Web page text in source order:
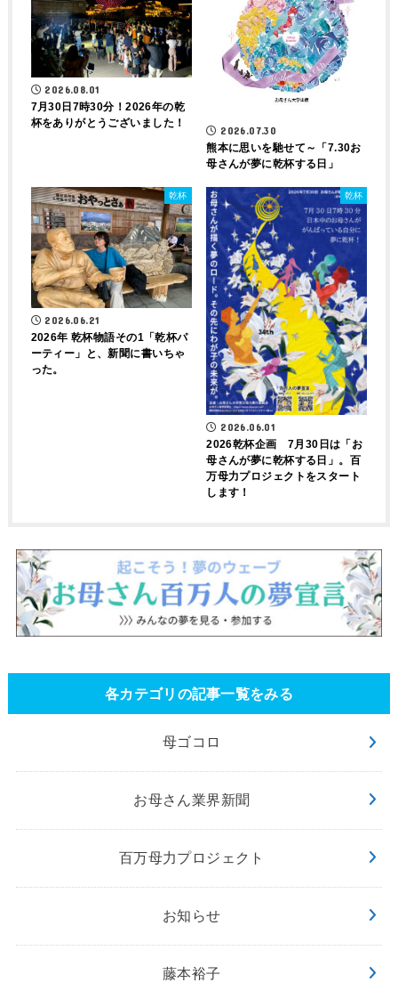
2026.08.01
7月30日7時30分！2026年の乾
杯をありがとうございました！
2026.07.30
熊本に思いを馳せて～「7.30お
母さんが夢に乾杯する日」
乾杯
2026.06.21
2026年 乾杯物語その1「乾杯パ
ーティー」と、新聞に書いちゃ
った。
乾杯
2026.06.01
2026乾杯企画 7月30日は「お
母さんが夢に乾杯する日」。百
万母力プロジェクトをスタート
します！
各カテゴリの記事一覧をみる
母ゴコロ
お母さん業界新聞
百万母力プロジェクト
お知らせ
藤本裕子